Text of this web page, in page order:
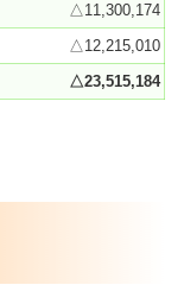
△11,300,174
△12,215,010
△23,515,184